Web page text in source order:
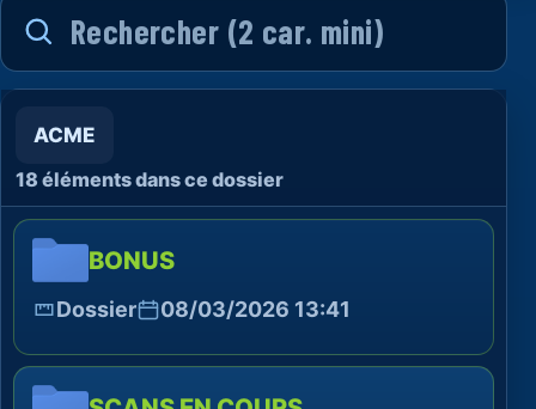
ACME
18 éléments dans ce dossier
BONUS
Dossier 08/03/2026 13:41